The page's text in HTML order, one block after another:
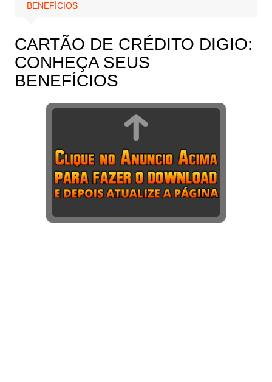
BENEFÍCIOS
CARTÃO DE CRÉDITO DIGIO:
CONHEÇA SEUS
BENEFÍCIOS